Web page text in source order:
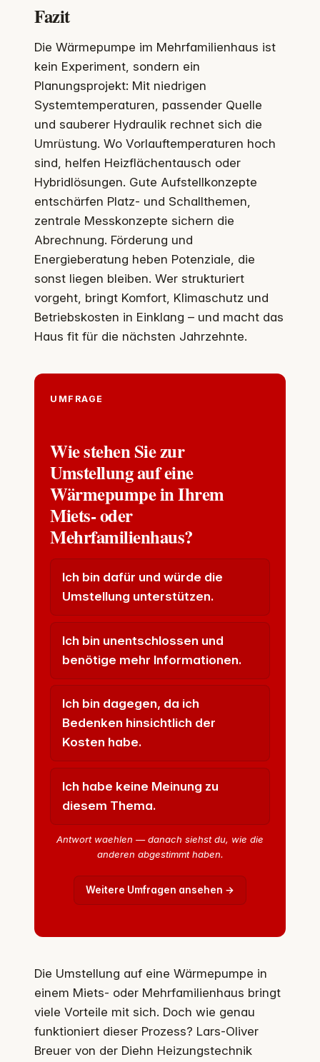
Fazit
Die Wärmepumpe im Mehrfamilienhaus ist
kein Experiment, sondern ein
Planungsprojekt: Mit niedrigen
Systemtemperaturen, passender Quelle
und sauberer Hydraulik rechnet sich die
Umrüstung. Wo Vorlauftemperaturen hoch
sind, helfen Heizflächentausch oder
Hybridlösungen. Gute Aufstellkonzepte
entschärfen Platz- und Schallthemen,
zentrale Messkonzepte sichern die
Abrechnung. Förderung und
Energieberatung heben Potenziale, die
sonst liegen bleiben. Wer strukturiert
vorgeht, bringt Komfort, Klimaschutz und
Betriebskosten in Einklang – und macht das
Haus fit für die nächsten Jahrzehnte.
UMFRAGE
Wie stehen Sie zur
Umstellung auf eine
Wärmepumpe in Ihrem
Miets- oder
Mehrfamilienhaus?
Ich bin dafür und würde die
Umstellung unterstützen.
Ich bin unentschlossen und
benötige mehr Informationen.
Ich bin dagegen, da ich
Bedenken hinsichtlich der
Kosten habe.
Ich habe keine Meinung zu
diesem Thema.
Antwort waehlen — danach siehst du, wie die
anderen abgestimmt haben.
Weitere Umfragen ansehen →
Die Umstellung auf eine Wärmepumpe in
einem Miets- oder Mehrfamilienhaus bringt
viele Vorteile mit sich. Doch wie genau
funktioniert dieser Prozess? Lars-Oliver
Breuer von der Diehn Heizungstechnik